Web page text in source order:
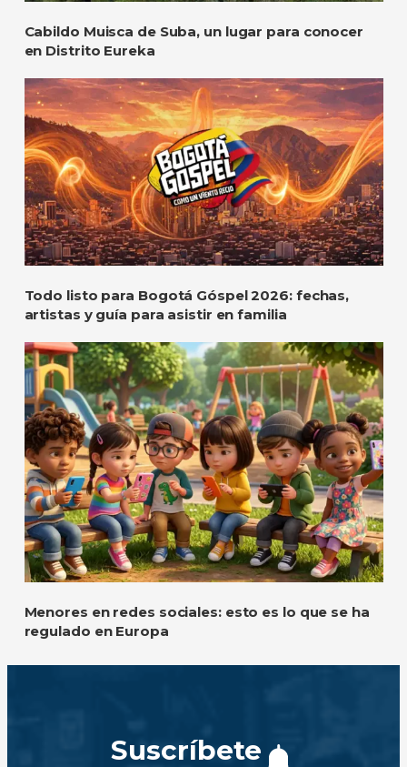
Cabildo Muisca de Suba, un lugar para conocer
en Distrito Eureka
Todo listo para Bogotá Góspel 2026: fechas,
artistas y guía para asistir en familia
Menores en redes sociales: esto es lo que se ha
regulado en Europa
Suscríbete